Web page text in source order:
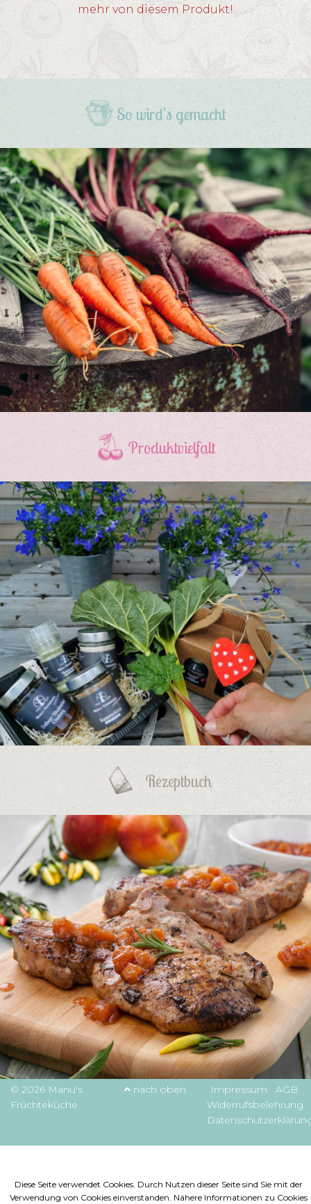
mehr von diesem Produkt!
So wird's gemacht
Produktvielfalt
Rezeptbuch
© 2026 Manu's
Früchteküche
nach oben Impressum
AGB
Widerrufsbelehrung
Diese Seite verwendet Cookies. Durch Nutzen dieser Seite sind Sie mit der
Verwendung von Cookies einverstanden. Nähere Informationen zu Cookies